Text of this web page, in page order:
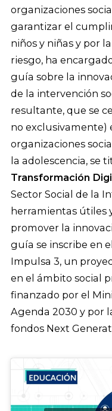
organizaciones
garantizar el
niños y niñas y por
riesgo, ha
guía sobre la
de la intervención
resultante, que se
no exclusivamente)
organizaciones
la adolescencia, se
Transformación
Sector Social de la
herramientas útiles
promover la
guía se inscribe en
Impulsa 3, un
en el ámbito social
finanzado por el
Agenda 2030 y por
fondos Next